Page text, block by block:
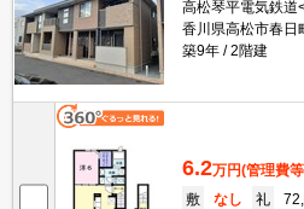
高松琴平電気鉄道
香川県高松市春日
築9年
2階建
6.2万円(管理費
敷
なし 礼